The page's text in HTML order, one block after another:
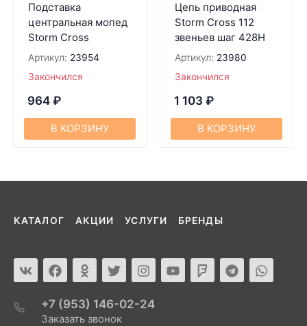
Подставка
центральная мопед
Storm Cross
Артикул: 23954
Закончился
964 ₽
В КОРЗИНУ
Цепь приводная
Storm Cross 112
звеньев шаг 428H
Артикул: 23980
Закончился
1 103 ₽
В КОРЗИНУ
КАТАЛОГ АКЦИИ УСЛУГИ БРЕНДЫ
+7 (953) 146-02-24
Заказать звонок